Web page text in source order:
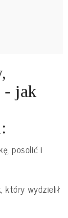
- jak
posolić i
który wydzielił